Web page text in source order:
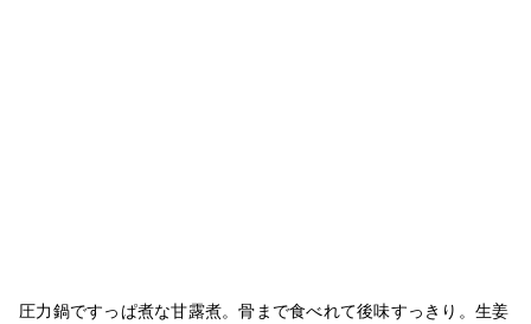
圧力鍋ですっぱ煮な甘露煮。骨まで食べれて後味すっきり。生姜